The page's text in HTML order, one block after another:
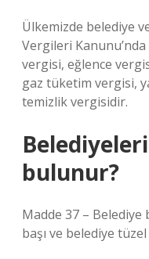
Ülkemizde belediye
Vergileri Kanunu’nda
vergisi, eğlence
gaz tüketim vergisi,
temizlik vergisidir.
bulunur?
Madde 37 – Belediye
başı ve belediye